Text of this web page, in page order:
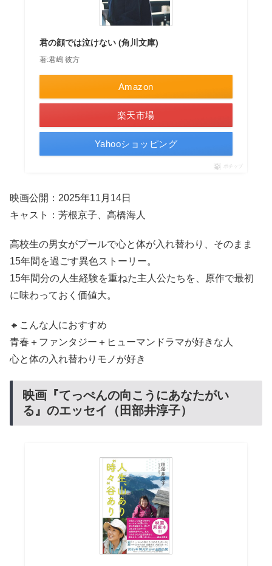
君の顔では泣けない (角川文庫)
著:君嶋 彼方
Amazon
楽天市場
Yahooショッピング
ポチップ
映画公開：2025年11月14日
キャスト：芳根京子、高橋海人
高校生の男女がプールで心と体が入れ替わり、そのまま
15年間を過ごす異色ストーリー。
15年間分の人生経験を重ねた主人公たちを、原作で最初
に味わっておく価値大。
🔸こんな人におすすめ
青春＋ファンタジー＋ヒューマンドラマが好きな人
心と体の入れ替わりモノが好き
映画『てっぺんの向こうにあなたがい
る』のエッセイ（田部井淳子）